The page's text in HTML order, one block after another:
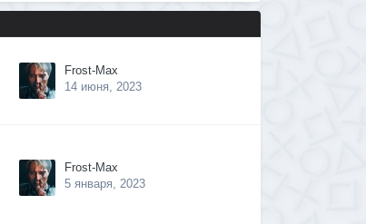
Frost-Max
14 июня, 2023
Frost-Max
5 января, 2023